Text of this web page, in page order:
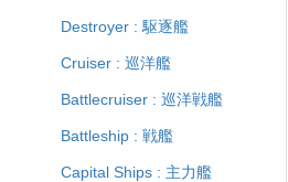
Destroyer : 駆逐艦
Cruiser : 巡洋艦
Battlecruiser : 巡洋戦艦
Battleship : 戦艦
Capital Ships : 主力艦